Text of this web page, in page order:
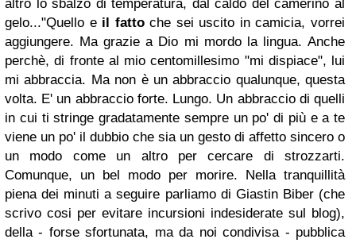
altro lo sbalzo di temperatura, dal caldo del camerino al
gelo..."Quello e il fattoche sei uscito in camicia, vorrei
aggiungere. Ma grazie a Dio mi mordo la lingua. Anche
perchè, di fronte al mio centomillesimo "mi dispiace", lui
mi abbraccia. Ma non è un abbraccio qualunque, questa
volta. E' un abbraccio forte. Lungo. Un abbraccio di quelli
in cui ti stringe gradatamente sempre un po' di più e a te
viene un po' il dubbio che sia un gesto di affetto sincero o
un modo come un altro per cercare di strozzarti.
Comunque, un bel modo per morire.
Nella tranquillità
piena dei minuti a seguire parliamo di Giastin Biber (che
scrivo cosi per evitare incursioni indesiderate sul blog),
della - forse sfortunata, ma da noi condivisa - pubblica